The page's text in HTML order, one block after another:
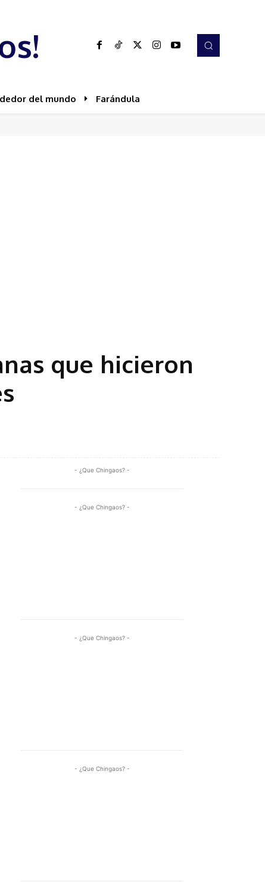
del mundo Farándula
que hicieron
- ¿Que Chingaos? -
- ¿Que Chingaos? -
- ¿Que Chingaos? -
- ¿Que Chingaos? -